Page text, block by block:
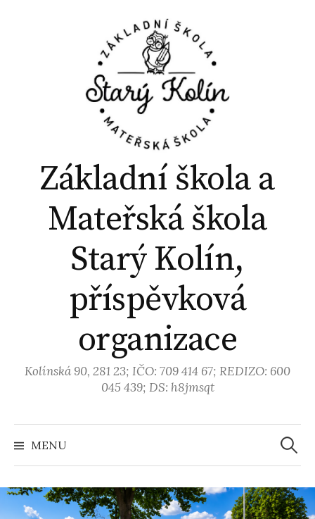
Základní škola a
Mateřská škola
Starý Kolín,
příspěvková
organizace
Kolínská 90, 281 23; IČO: 709 414 67; REDIZO: 600
045 439; DS: h8jmsqt
MENU V
y